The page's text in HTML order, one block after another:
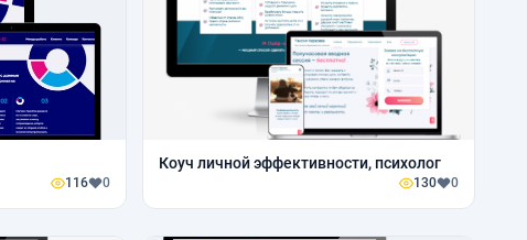
116 0
Коуч личной эффективности, психолог
130 0